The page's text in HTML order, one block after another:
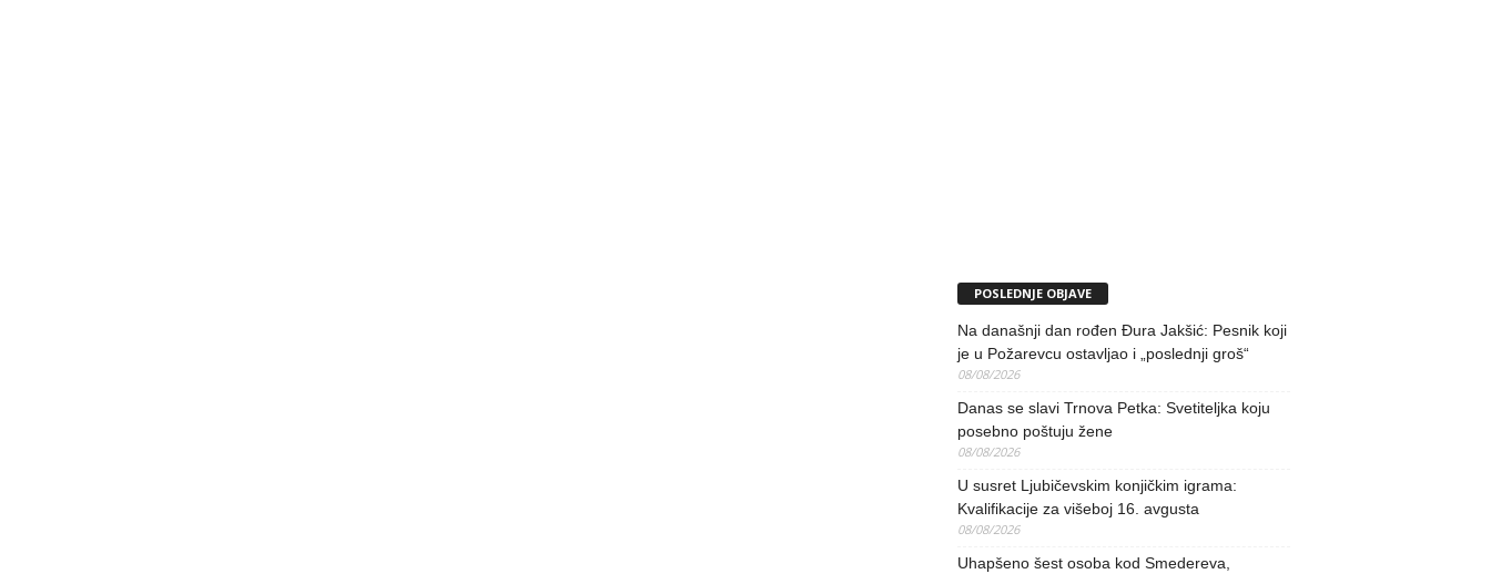
POSLEDNJE OBJAVE
Na današnji dan rođen Đura Jakšić: Pesnik koji
je u Požarevcu ostavljao i „poslednji groš“
08/08/2026
Danas se slavi Trnova Petka: Svetiteljka koju
posebno poštuju žene
08/08/2026
U susret Ljubičevskim konjičkim igrama:
Kvalifikacije za višeboj 16. avgusta
08/08/2026
Uhapšeno šest osoba kod Smedereva,